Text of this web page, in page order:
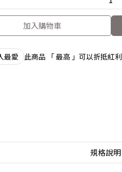
加入購物車
最愛 此商品 「 最高 」可以折抵紅利
規格說明